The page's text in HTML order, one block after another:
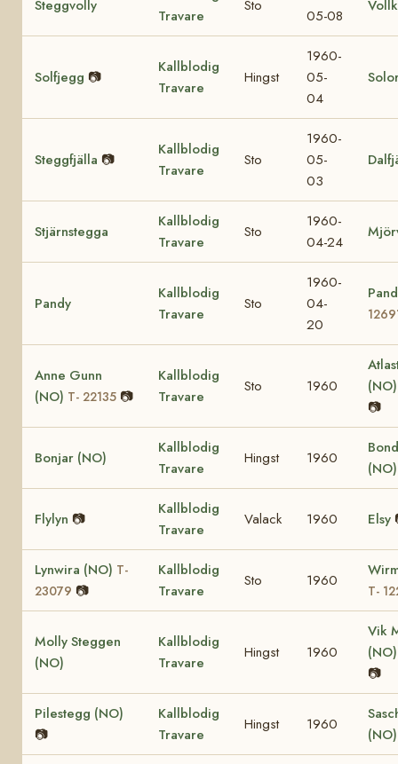
Steggvolly
Travare
Sto
05-08
Solfjegg 📷
Kallblodig
Travare
Hingst
1960-
05-
04
Steggfjälla 📷
Kallblodig
Travare
Sto
1960-
05-
03
Stjärnstegga
Kallblodig
Travare
Sto
1960-
04-24
Pandy
Kallblodig
Travare
Sto
1960-
04-
20
Anne Gunn
(NO) T- 22135 📷
Kallblodig
Travare
Sto 1960
📷
Bonjar (NO)
Kallblodig
Travare
Hingst 1960
Flylyn 📷
Kallblodig
Travare
Valack 1960 Elsy
Lynwira (NO) T-
23079 📷
Kallblodig
Travare
Sto 1960
T-
Molly Steggen
(NO)
Kallblodig
Travare
Hingst 1960
Vik
📷
Pilestegg (NO)
📷
Kallblodig
Travare
Hingst 1960
(NO)